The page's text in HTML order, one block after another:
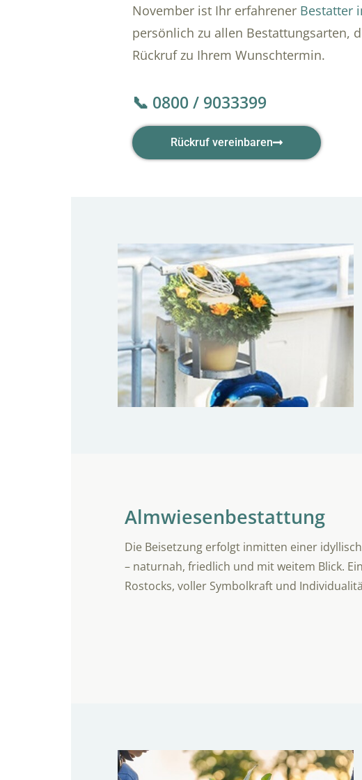
November ist Ihr erfahrener Bestatter
persönlich zu allen Bestattungsarten,
Rückruf zu Ihrem Wunschtermin.
📞 0800 / 9033399
Rückruf vereinbaren
Almwiesenbestattung
Die Beisetzung erfolgt inmitten einer
– naturnah, friedlich und mit weitem Blick.
Rostocks, voller Symbolkraft und